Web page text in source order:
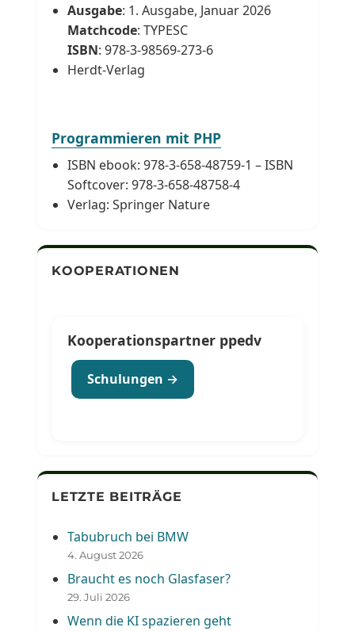
Ausgabe: 1. Ausgabe, Januar 2026
Matchcode: TYPESC
ISBN: 978-3-98569-273-6
Herdt-Verlag
Programmieren mit PHP
ISBN ebook: 978-3-658-48759-1 – ISBN
Softcover: 978-3-658-48758-4
Verlag: Springer Nature
KOOPERATIONEN
Kooperationspartner ppedv
Schulungen →
LETZTE BEITRÄGE
Tabubruch bei BMW
4. August 2026
Braucht es noch Glasfaser?
29. Juli 2026
Wenn die KI spazieren geht